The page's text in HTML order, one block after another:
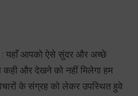
: यहाँ आपको ऐसे सुंदर और अच्छे
कही और देखने को नहीं मिलेगा हम
के संग्रह को लेकर उपस्थित हुवे